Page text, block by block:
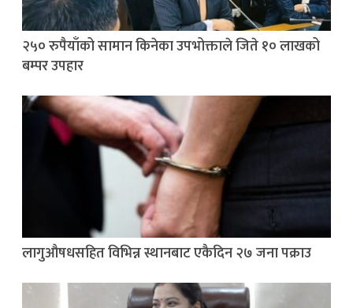
२५० रुपैयाँको सामान किनेका उपभोक्ताले जिते १० लाखको
बम्पर उपहार
लागुऔषधसहित विभिन्न स्थानबाट एकैदिन २७ जना पक्राउ